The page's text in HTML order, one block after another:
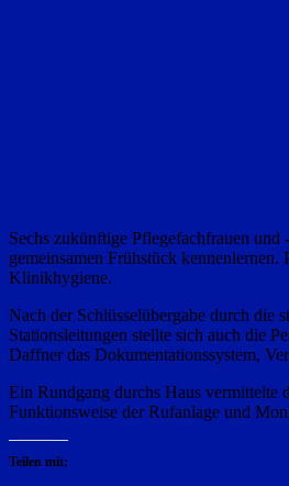
Sechs zukünftige Pflegefachfrauen
gemeinsamen Frühstück
Klinikhygiene.
Nach der Schlüsselübergabe durch
Stationsleitungen stellte sich auch die
Daffner das Dokumentationssystem,
Ein Rundgang durchs Haus vermittelte
Funktionsweise der Rufanlage und
Teilen mit: